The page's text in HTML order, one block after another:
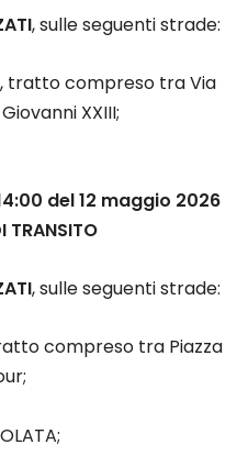
, sulle seguenti strade:
tratto compreso tra Via
XXIII;
del 12 maggio 2026
TRANSITO
, sulle seguenti strade:
compreso tra Piazza